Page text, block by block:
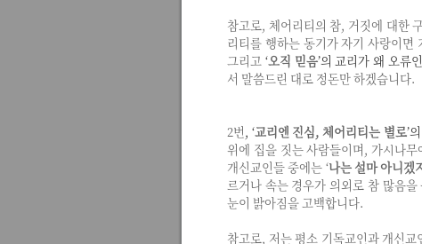
참고로, 체어리티의 참, 거짓에 대한
리티를 행하는 동기가 자기 사랑이면
그리고 ‘오직 믿음’의 교리가 왜 오류
서 말씀드린 대로 정돈만 하겠습니다.
2번, ‘교리엔 진심, 체어리티는 별로’의
위에 집을 짓는 사람들이며, 가시나
개신교인들 중에는 ‘나는 설마 아니겠
르거나 속는 경우가 의외로 참 많음
눈이 밝아짐을 고백합니다.
참고로, 저는 평소 기독교인과 개신